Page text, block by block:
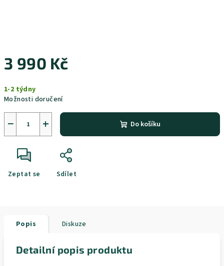
3 990 Kč
cena:
1-2 týdny
Možnosti doručení
+
− Do košíku
Zeptat se Sdílet
Popis Diskuze
Detailní popis produktu